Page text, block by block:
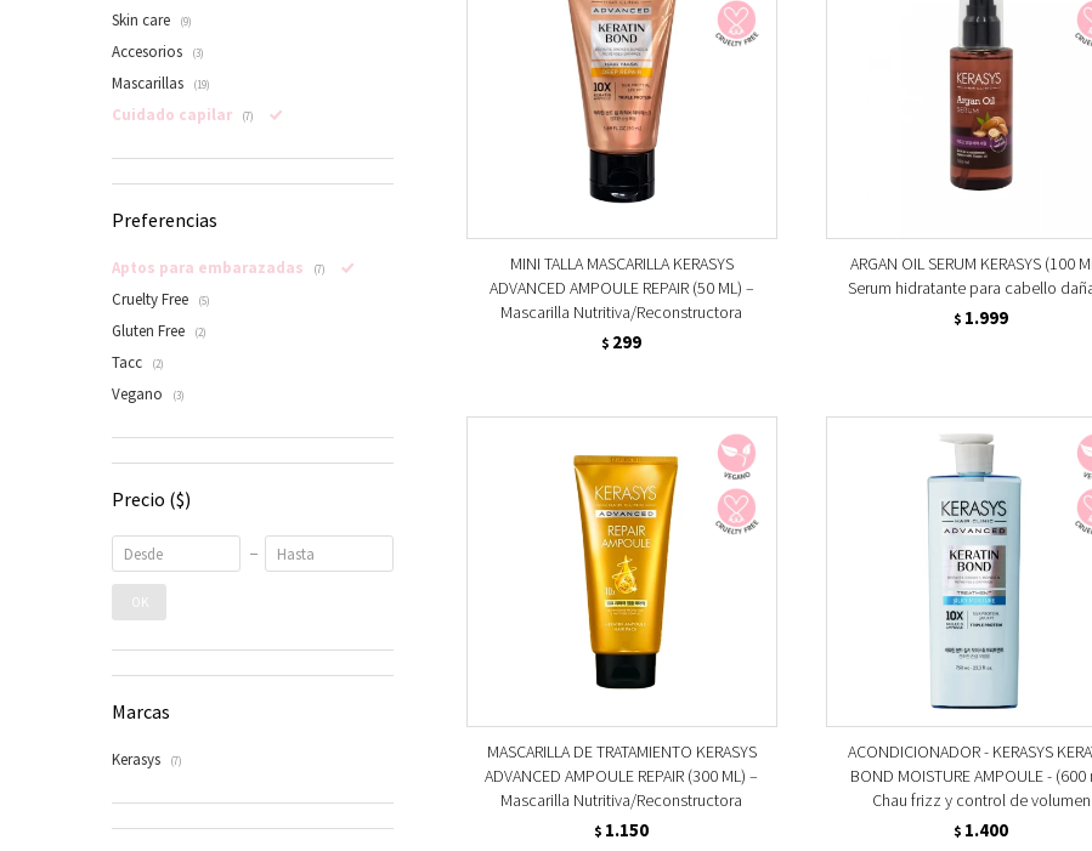
MINI TALLA MASCARILLA KERASYS
ADVANCED AMPOULE REPAIR (50 ML) –
Mascarilla Nutritiva/Reconstructora
$ 299
ARGAN OIL SERUM KERASYS (100
Serum hidratante para cabello
$ 1.999
MASCARILLA DE TRATAMIENTO KERASYS
ADVANCED AMPOULE REPAIR (300 ML) –
Mascarilla Nutritiva/Reconstructora
$ 1.150
ACONDICIONADOR - KERASYS
BOND MOISTURE AMPOULE - (600
Chau frizz y control de volumen
$ 1.400
Skin care (9)
Accesorios (3)
Mascarillas (19)
Cuidado capilar (7)
Preferencias
Aptos para embarazadas (7)
Cruelty Free (5)
Gluten Free (2)
Tacc (2)
Vegano (3)
Precio ($)
OK
Marcas
Kerasys (7)